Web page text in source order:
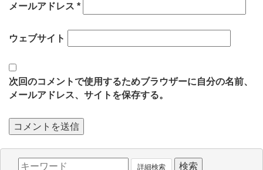
メールアドレス *
ウェブサイト
次回のコメントで使用するためブラウザーに自分の名前、
メールアドレス、サイトを保存する。
詳細検索